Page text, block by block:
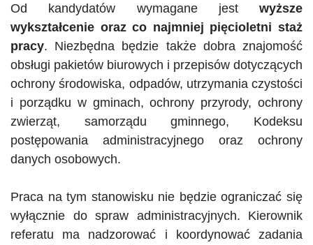
Od kandydatów wymagane jest wyższe
wykształcenie oraz co najmniej pięcioletni staż
pracy. Niezbędna będzie także dobra znajomość
obsługi pakietów biurowych i przepisów dotyczących
ochrony środowiska, odpadów, utrzymania czystości
i porządku w gminach, ochrony przyrody, ochrony
zwierząt, samorządu gminnego, Kodeksu
postępowania administracyjnego oraz ochrony
danych osobowych.
Praca na tym stanowisku nie będzie ograniczać się
wyłącznie do spraw administracyjnych. Kierownik
referatu ma nadzorować i koordynować zadania